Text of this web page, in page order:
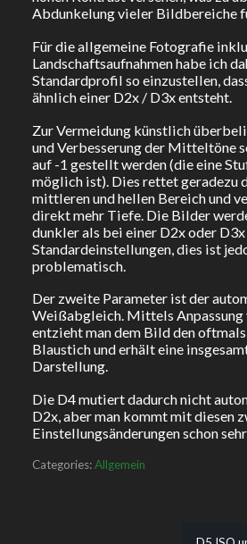
Abdunkelung vieler Bildbereiche
Für die allgemeine Fotografie
Landschaftsaufnahmen habe ich
Standardprofil so einzustellen,
ähnlich einer D2x / D3x entsteht.
Zur Vermeidung künstlich
und Verbesserung der Mitteltöne
auf -1 gestellt werden (die eine
möglich ist). Dies rettet geradezu
mittleren und hellen Bereich und
direkt mehr Tiefe. Die Bilder
dunkler als bei einer D2x oder
Standardeinstellungen, dies ist
problematisch.
Der zweite Parameter ist der
Weißabgleich. Mittels Anpassung
entzieht man dem Bild den
Blaustich und erhält eine
Darstellung.
Die D4 mutiert dadurch nicht
D2x, aber man kommt mit diesen
Einstellungsänderungen schon
Categories:Allgemein